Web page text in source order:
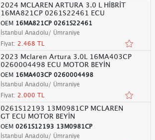
2024 MCLAREN ARTURA 3.0 L HİBRİT
16MA821CP 0261S22461 ECU
OEM 16MA821CP 0261S22461
İstanbul Anadolu/ Ümraniye
Fiyat: 2.468 TL
2023 Mclaren Artura 3.0L 16MA403CP
0260004498 ECU MOTOR BEYİN
OEM 16MA403CP 0260004498
İstanbul Anadolu/ Ümraniye
Fiyat: 2.000 TL
0261S12193 13M0981CP MCLAREN
GT ECU MOTOR BEYİN
OEM 0261S12193 13M0981CP
İstanbul Anadolu/ Ümraniye